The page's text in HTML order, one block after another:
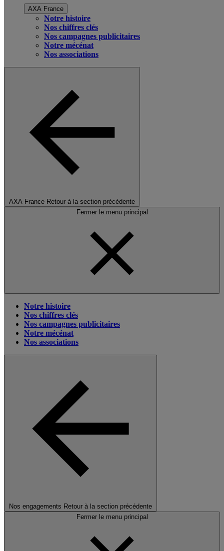
AXA France
Notre histoire
Nos chiffres clés
Nos campagnes publicitaires
Notre mécénat
Nos associations
AXA France Retour à la section précédente
Fermer le menu principal
Notre histoire
Nos chiffres clés
Nos campagnes publicitaires
Notre mécénat
Nos associations
Nos engagements Retour à la section précédente
Fermer le menu principal